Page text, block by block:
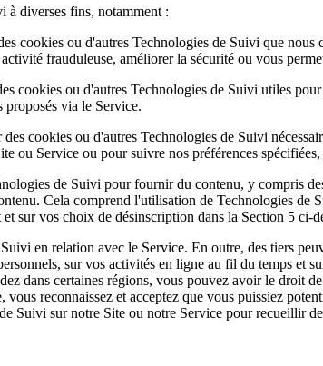
à diverses fins, notamment :
cookies ou d'autres Technologies de Suivi que
frauduleuse, améliorer la sécurité ou vous
cookies ou d'autres Technologies de Suivi utiles
proposés via le Service.
cookies ou d'autres Technologies de Suivi
ou Service ou pour suivre nos préférences
de Suivi pour fournir du contenu, y compris
Cela comprend l'utilisation de Technologies
sur vos choix de désinscription dans la Section 5 ci-
en relation avec le Service. En outre, des tiers
sur vos activités en ligne au fil du temps et
dans certaines régions, vous pouvez avoir le droit
reconnaissez et acceptez que vous puissiez
Suivi sur notre Site ou notre Service pour recueillir